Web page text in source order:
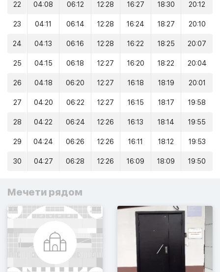
22 04:08 06:12 12:28 16:27 18:30 20:12
23 04:11 06:14 12:28 16:24 18:27 20:10
24 04:13 06:16 12:28 16:22 18:25 20:07
25 04:15 06:18 12:27 16:20 18:22 20:04
26 04:18 06:20 12:27 16:18 18:19 20:01
27 04:20 06:22 12:27 16:15 18:17 19:58
28 04:22 06:24 12:26 16:13 18:14 19:55
29 04:24 06:26 12:26 16:11 18:12 19:53
30 04:27 06:28 12:26 16:09 18:09 19:50
Мечети рядом